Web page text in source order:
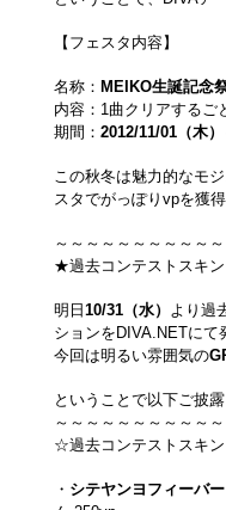
【フェスタ内容】
名称： MEIKO生誕記念
内容：1曲クリアするご
期間： 2012/11/01（木）
この秋冬は魅力的なモ
スタでがっぽりvpを獲
～～～～～～～～～～
★過去コンテストスキン
明日 10/31（水） より過
ションをDIVA.NETにて
今回は明るい雰囲気の
ということで以下ご披露
～～～～～～～～～～
☆過去コンテストスキン
・ シテヤンヨフィーバー